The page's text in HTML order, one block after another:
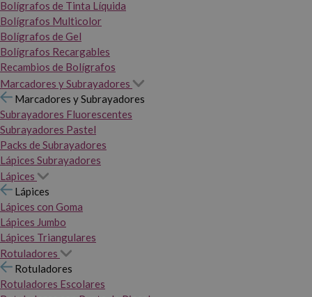
Bolígrafos de Tinta Líquida
Bolígrafos Multicolor
Bolígrafos de Gel
Bolígrafos Recargables
Recambios de Bolígrafos
Marcadores y Subrayadores
Marcadores y Subrayadores
Subrayadores Fluorescentes
Subrayadores Pastel
Packs de Subrayadores
Lápices Subrayadores
Lápices
Lápices
Lápices con Goma
Lápices Jumbo
Lápices Triangulares
Rotuladores
Rotuladores
Rotuladores Escolares